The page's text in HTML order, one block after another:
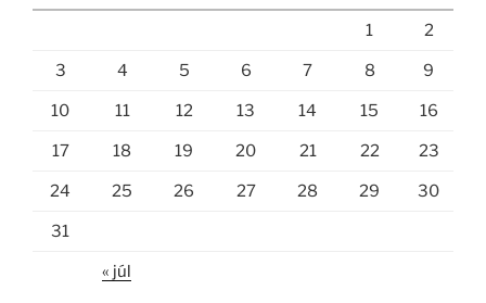
1 2
3 4 5 6 7 8 9
10 11 12 13 14 15 16
17 18 19 20 21 22 23
24 25 26 27 28 29 30
31
« júl